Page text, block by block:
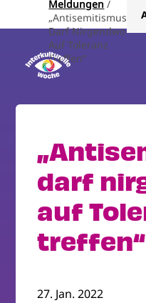
Meldungen
„Antisemitismus
Darf Nirgendwo
Auf Toleranz
Treffen“
darf
auf
treffen“
27. Jan. 2022